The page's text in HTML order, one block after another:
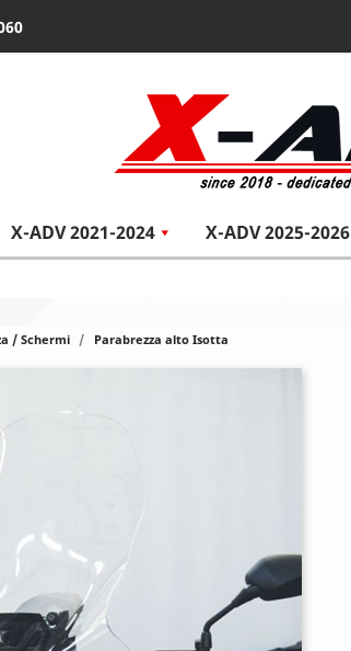
X-ADV 2021-2024 X-ADV 2025-2026
/ Schermi Parabrezza alto Isotta